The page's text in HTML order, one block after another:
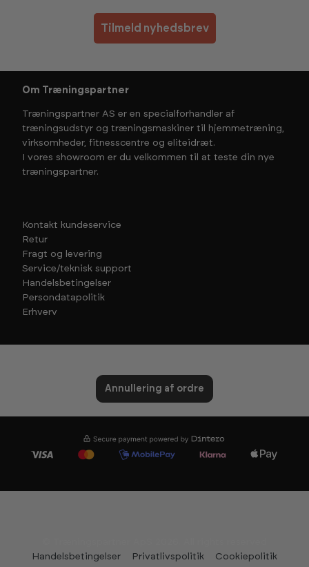
Tilmeld nyhedsbrev
Om Træningspartner
Træningspartner AS er en specialforhandler af
træningsudstyr og træningsmaskiner til hjemmetræning,
virksomheder, fitnesscentre og eliteidræt.
I vores showroom er du velkommen til at teste din nye
træningspartner.
Kontakt kundeservice
Retur
Fragt og levering
Service/teknisk support
Handelsbetingelser
Persondatapolitik
Erhverv
Annullering af ordre
Handelsbetingelser
Privatlivspolitik Cookiepolitik